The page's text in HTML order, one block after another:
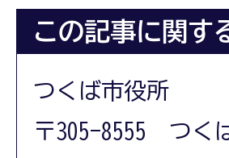
この記事に関す
つくば市役所
〒305-8555 つく